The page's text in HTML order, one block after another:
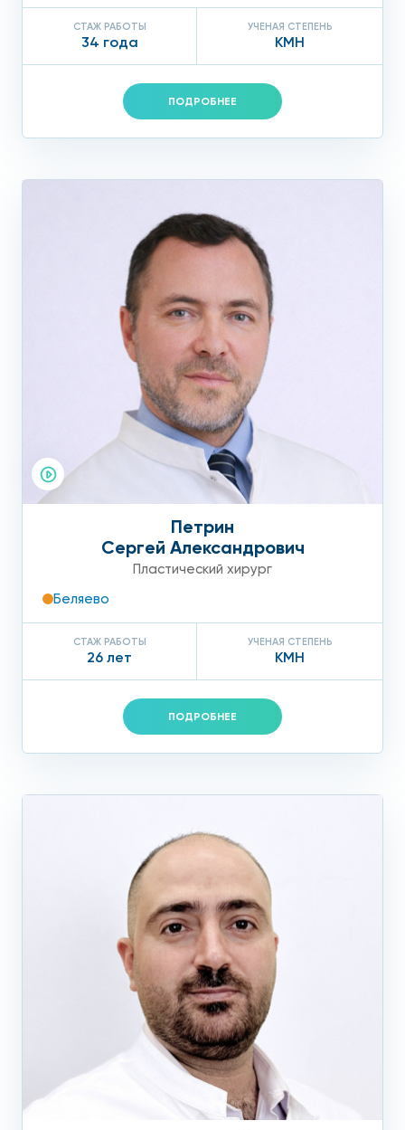
СТАЖ РАБОТЫ
34 года
УЧЕНАЯ СТЕПЕНЬ
КМН
ПОДРОБНЕЕ
Петрин
Сергей Александрович
Пластический хирург
Беляево
СТАЖ РАБОТЫ
26 лет
УЧЕНАЯ СТЕПЕНЬ
КМН
ПОДРОБНЕЕ